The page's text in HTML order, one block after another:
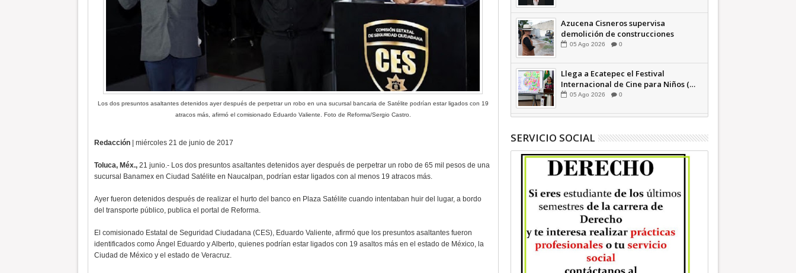
Los dos presuntos asaltantes detenidos ayer después de perpetrar un robo en una sucursal bancaria de Satélite podrían estar ligados con 19
atracos más, afirmó el comisionado Eduardo Valiente. Foto de Reforma/Sergio Castro.
Redacción| miércoles 21 de junio de 2017
Toluca, Méx., 21 junio.- Los dos presuntos asaltantes detenidos ayer después de perpetrar un robo de 65 mil pesos de una
sucursal Banamex en Ciudad Satélite en Naucalpan, podrían estar ligados con al menos 19 atracos más.
Ayer fueron detenidos después de realizar el hurto del banco en Plaza Satélite cuando intentaban huir del lugar, a bordo
del transporte público, publica el portal de Reforma.
El comisionado Estatal de Seguridad Ciudadana (CES), Eduardo Valiente, afirmó que los presuntos asaltantes fueron
identificados como Ángel Eduardo y Alberto, quienes podrían estar ligados con 19 asaltos más en el estado de México, la
Ciudad de México y el estado de Veracruz.
Cisneros: TEEM | INFORMATIVA
Azucena Cisneros supervisa
demolición de construcciones
ilegales en zona federal
05 Ago 2026 0
Llega a Ecatepec el Festival
Internacional de Cine para Niños (…
y no tan Niños) +Video INFORMATIVA
05 Ago 2026 0
SERVICIO SOCIAL